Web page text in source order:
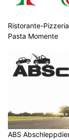
Ristorante-
Pasta Momente
ABS